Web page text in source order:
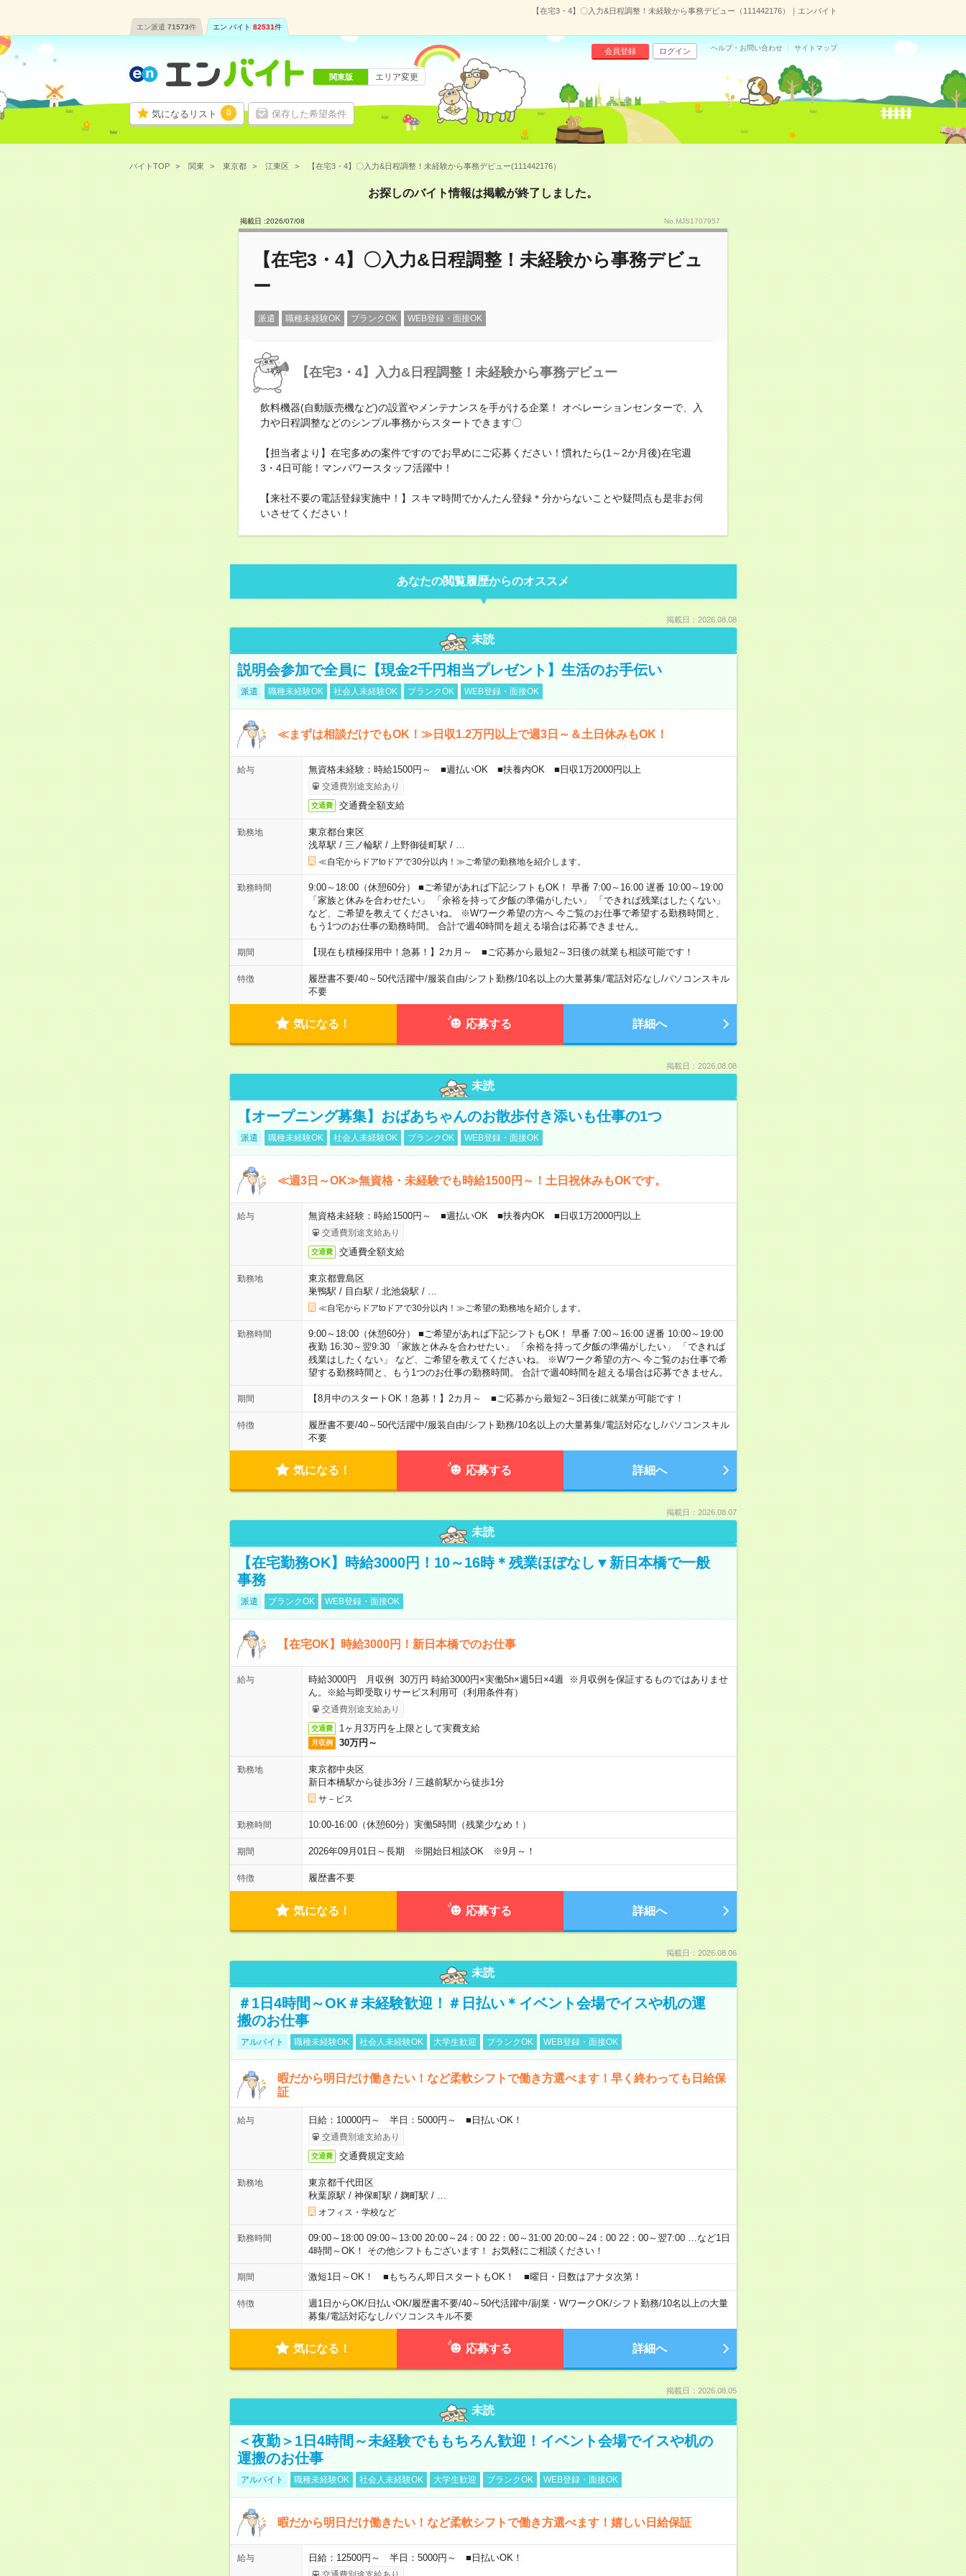
【在宅3・4】〇入力&日程調整！未経験から事務デビュー（111442176）｜エンバイト
エン派遣 71573件 エン バイト 82531件
気になるリスト 0 保存した希望条件
会員登録 ログイン ヘルプ・お問い合わせ サイトマップ
関東版 エリア変更
バイトTOP 関東 東京都 江東区 【在宅3・4】〇入力&日程調整！未経験から事務デビュー(111442176）
お探しのバイト情報は掲載が終了しました。
掲載日 :2026/07/08 No.MJS1707957
【在宅3・4】〇入力&日程調整！未経験から事務デビュ
ー
派遣 職種未経験OK ブランクOK WEB登録・面接OK
【在宅3・4】入力&日程調整！未経験から事務デビュー
飲料機器(自動販売機など)の設置やメンテナンスを手がける企業！ オペレーションセンターで、入
力や日程調整などのシンプル事務からスタートできます〇
【担当者より】在宅多めの案件ですのでお早めにご応募ください！慣れたら(1～2か月後)在宅週
3・4日可能！マンパワースタッフ活躍中！
【来社不要の電話登録実施中！】スキマ時間でかんたん登録＊分からないことや疑問点も是非お伺
いさせてください！
あなたの閲覧履歴からのオススメ
掲載日：2026.08.08
未読
説明会参加で全員に【現金2千円相当プレゼント】生活のお手伝い
派遣 職種未経験OK 社会人未経験OK ブランクOK WEB登録・面接OK
≪まずは相談だけでもOK！≫日収1.2万円以上で週3日～＆土日休みもOK！
給与 無資格未経験：時給1500円～ ■週払いOK ■扶養内OK ■日収1万2000円以上
交通費別途支給あり
交通費 交通費全額支給
勤務地
東京都台東区
浅草駅 / 三ノ輪駅 / 上野御徒町駅 /
≪自宅からドアtoドアで30分以内！≫ご希望の勤務地を紹介します。
勤務時間
9:00～18:00（休憩60分） ■ご希望があれば下記シフトもOK！ 早番 7:00～16:00 遅番 10:00～19:00
「家族と休みを合わせたい」 「余裕を持って夕飯の準備がしたい」 「できれば残業はしたくない」
など、ご希望を教えてくださいね。 ※Wワーク希望の方へ 今ご覧のお仕事で希望する勤務時間と、
もう1つのお仕事の勤務時間。 合計で週40時間を超える場合は応募できません。
期間 【現在も積極採用中！急募！】2カ月～ ■ご応募から最短2～3日後の就業も相談可能です！
特徴 履歴書不要/40～50代活躍中/服装自由/シフト勤務/10名以上の大量募集/電話対応なし/パソコンスキル
不要
気になる！ 応募する 詳細へ
掲載日：2026.08.08
未読
【オープニング募集】おばあちゃんのお散歩付き添いも仕事の1つ
派遣 職種未経験OK 社会人未経験OK ブランクOK WEB登録・面接OK
≪週3日～OK≫無資格・未経験でも時給1500円～！土日祝休みもOKです。
給与 無資格未経験：時給1500円～ ■週払いOK ■扶養内OK ■日収1万2000円以上
交通費別途支給あり
交通費 交通費全額支給
勤務地
東京都豊島区
巣鴨駅 / 目白駅 / 北池袋駅 /
≪自宅からドアtoドアで30分以内！≫ご希望の勤務地を紹介します。
勤務時間
9:00～18:00（休憩60分） ■ご希望があれば下記シフトもOK！ 早番 7:00～16:00 遅番 10:00～19:00
夜勤 16:30～翌9:30 「家族と休みを合わせたい」 「余裕を持って夕飯の準備がしたい」 「できれば
残業はしたくない」 など、ご希望を教えてくださいね。 ※Wワーク希望の方へ 今ご覧のお仕事で希
望する勤務時間と、もう1つのお仕事の勤務時間。 合計で週40時間を超える場合は応募できません。
期間 【8月中のスタートOK！急募！】2カ月～ ■ご応募から最短2～3日後に就業が可能です！
特徴 履歴書不要/40～50代活躍中/服装自由/シフト勤務/10名以上の大量募集/電話対応なし/パソコンスキル
不要
気になる！ 応募する 詳細へ
掲載日：2026.08.07
未読
【在宅勤務OK】時給3000円！10～16時＊残業ほぼなし▼新日本橋で一般
事務
派遣 ブランクOK WEB登録・面接OK
【在宅OK】時給3000円！新日本橋でのお仕事
給与
時給3000円 月収例 30万円 時給3000円×実働5h×週5日×4週 ※月収例を保証するものではありませ
ん。※給与即受取りサービス利用可（利用条件有）
交通費別途支給あり
交通費 1ヶ月3万円を上限として実費支給
月収例 30万円～
勤務地
東京都中央区
新日本橋駅から徒歩3分/ 三越前駅から徒歩1分
サ－ビス
勤務時間 10:00-16:00（休憩60分）実働5時間（残業少なめ！）
期間 2026年09月01日～長期 ※開始日相談OK ※9月～！
特徴 履歴書不要
気になる！ 応募する 詳細へ
掲載日：2026.08.06
未読
＃1日4時間～OK＃未経験歓迎！＃日払い＊イベント会場でイスや机の運
搬のお仕事
アルバイト 職種未経験OK 社会人未経験OK 大学生歓迎 ブランクOK WEB登録・面接OK
暇だから明日だけ働きたい！など柔軟シフトで働き方選べます！早く終わっても日給保
証
給与 日給：10000円～ 半日：5000円～ ■日払いOK！
交通費別途支給あり
交通費 交通費規定支給
勤務地
東京都千代田区
秋葉原駅 / 神保町駅 / 麹町駅 /
オフィス・学校など
勤務時間
09:00～18:00 09:00～13:00 20:00～24：00 22：00～31:00 20:00～24：00 22：00～翌7:00 …など1日
4時間～OK！ その他シフトもございます！ お気軽にご相談ください！
期間 激短1日～OK！ ■もちろん即日スタートもOK！ ■曜日・日数はアナタ次第！
特徴 週1日からOK/日払いOK/履歴書不要/40～50代活躍中/副業・WワークOK/シフト勤務/10名以上の大量
募集/電話対応なし/パソコンスキル不要
気になる！ 応募する 詳細へ
掲載日：2026.08.05
未読
＜夜勤＞1日4時間～未経験でももちろん歓迎！イベント会場でイスや机の
運搬のお仕事
アルバイト 職種未経験OK 社会人未経験OK 大学生歓迎 ブランクOK WEB登録・面接OK
暇だから明日だけ働きたい！など柔軟シフトで働き方選べます！嬉しい日給保証
給与 日給：12500円～ 半日：5000円～ ■日払いOK！